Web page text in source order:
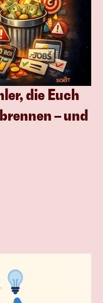
die Euch
– und